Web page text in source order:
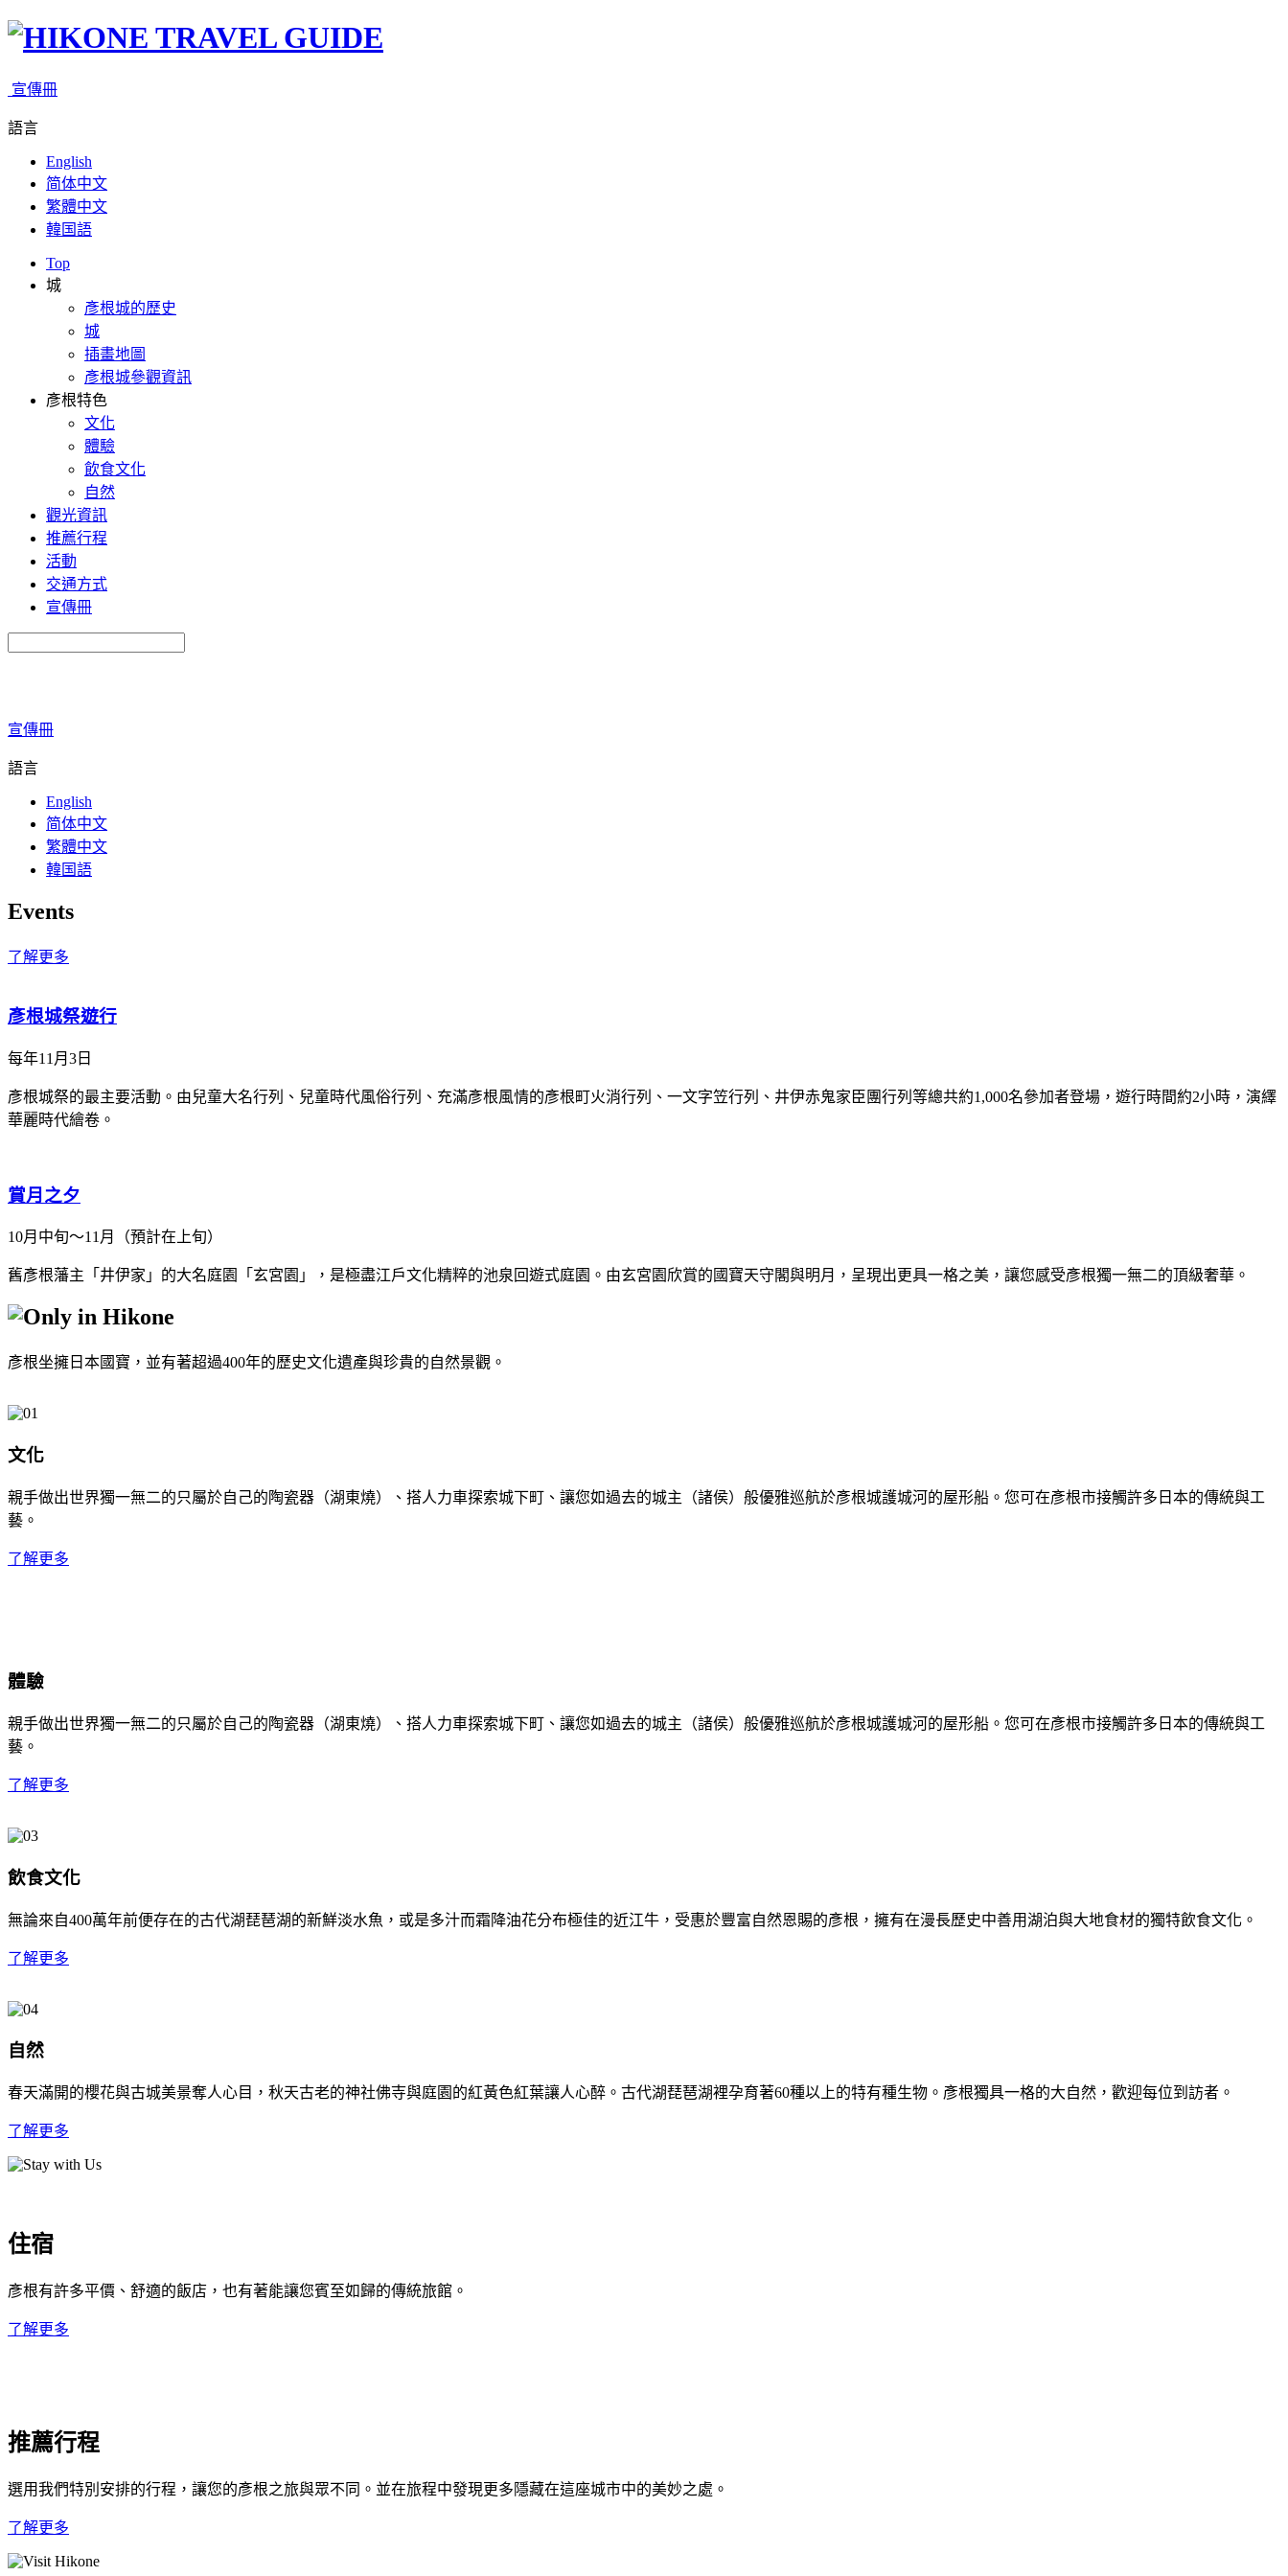
宣傳冊
語言
English
简体中文
繁體中文
韓国語
Top
城
彥根城的歷史
城
插畫地圖
彥根城參觀資訊
彥根特色
文化
體驗
飲食文化
自然
觀光資訊
推薦行程
活動
交通方式
宣傳冊
宣傳冊
語言
English
简体中文
繁體中文
韓国語
Events
了解更多
彥根城祭遊行
每年11月3日
彥根城祭的最主要活動。由兒童大名行列、兒童時代風俗行列、充滿彥根風情的彥根町火消行列、一文字笠行列、井伊赤鬼家臣團行列等總共約1,000名參加者登場，遊行時間約2小時，演繹
華麗時代繪卷。
賞月之夕
10月中旬～11月（預計在上旬）
舊彥根藩主「井伊家」的大名庭園「玄宮園」，是極盡江戶文化精粹的池泉回遊式庭園。由玄宮園欣賞的國寶天守閣與明月，呈現出更具一格之美，讓您感受彥根獨一無二的頂級奢華。
彥根坐擁日本國寶，並有著超過400年的歷史文化遺產與珍貴的自然景觀。
文化
親手做出世界獨一無二的只屬於自己的陶瓷器（湖東燒）、搭人力車探索城下町、讓您如過去的城主（諸侯）般優雅巡航於彥根城護城河的屋形船。您可在彥根市接觸許多日本的傳統與工
藝。
了解更多
體驗
親手做出世界獨一無二的只屬於自己的陶瓷器（湖東燒）、搭人力車探索城下町、讓您如過去的城主（諸侯）般優雅巡航於彥根城護城河的屋形船。您可在彥根市接觸許多日本的傳統與工
藝。
了解更多
飲食文化
無論來自400萬年前便存在的古代湖琵琶湖的新鮮淡水魚，或是多汁而霜降油花分布極佳的近江牛，受惠於豐富自然恩賜的彥根，擁有在漫長歷史中善用湖泊與大地食材的獨特飲食文化。
了解更多
自然
春天滿開的櫻花與古城美景奪人心目，秋天古老的神社佛寺與庭園的紅黃色紅葉讓人心醉。古代湖琵琶湖裡孕育著60種以上的特有種生物。彥根獨具一格的大自然，歡迎每位到訪者。
了解更多
住宿
彥根有許多平價、舒適的飯店，也有著能讓您賓至如歸的傳統旅館。
了解更多
推薦行程
選用我們特別安排的行程，讓您的彥根之旅與眾不同。並在旅程中發現更多隱藏在這座城市中的美妙之處。
了解更多